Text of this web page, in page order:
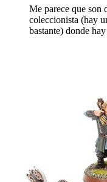
Me parece que son
coleccionista (hay
bastante) donde